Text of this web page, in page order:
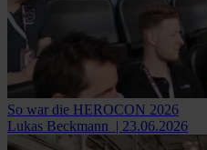
So war die HEROCON 2026
Lukas Beckmann | 23.06.2026